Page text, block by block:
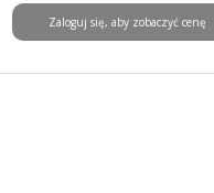
Zaloguj się, aby zobaczyć cenę